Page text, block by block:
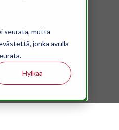
seurata, mutta
jonka avulla
Hylkää